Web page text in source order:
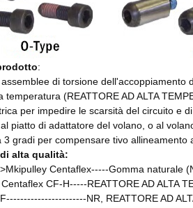
:
assemblee di torsione
temperatura (REATTORE AD ALTA
per impedire le scarsità del circuito e
al piatto di adattatore del volano, o al
3 gradi per compensare tivo allineamento
alta qualità:
Centaflex-----Gomma naturale
CF-H-----REATTORE AD ALTA
NR, REATTORE AD